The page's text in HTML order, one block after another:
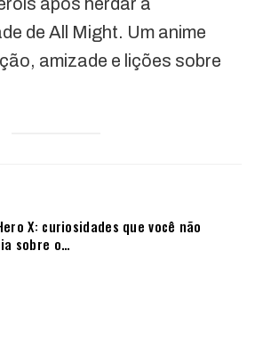
de All Might. Um anime
amizade e lições sobre
X: curiosidades que você não
sobre o…